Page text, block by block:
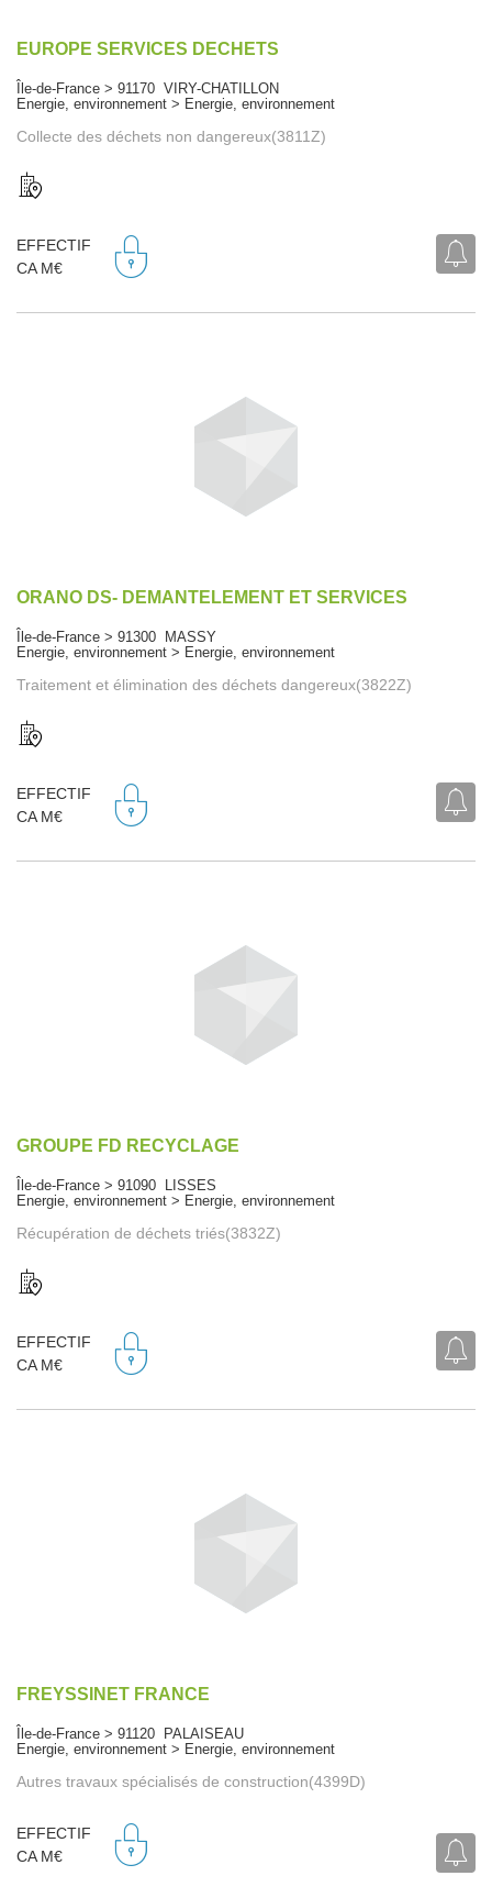
EUROPE SERVICES DECHETS
Île-de-France > 91170 VIRY-CHATILLON
Energie, environnement > Energie, environnement
Collecte des déchets non dangereux(3811Z)
EFFECTIF
CA M€
ORANO DS- DEMANTELEMENT ET SERVICES
Île-de-France > 91300 MASSY
Energie, environnement > Energie, environnement
Traitement et élimination des déchets dangereux(3822Z)
EFFECTIF
CA M€
GROUPE FD RECYCLAGE
Île-de-France > 91090 LISSES
Energie, environnement > Energie, environnement
Récupération de déchets triés(3832Z)
EFFECTIF
CA M€
FREYSSINET FRANCE
Île-de-France > 91120 PALAISEAU
Energie, environnement > Energie, environnement
Autres travaux spécialisés de construction(4399D)
EFFECTIF
CA M€